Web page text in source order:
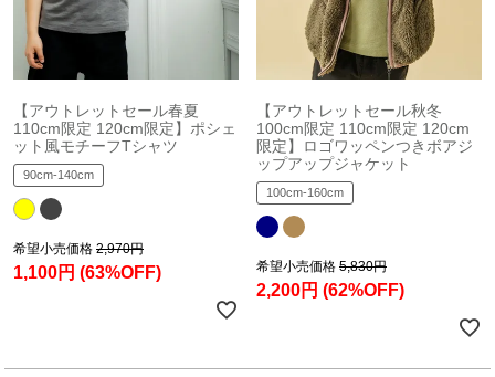
【アウトレットセール春夏
110cm限定 120cm限定】ポシェ
ット風モチーフTシャツ
90cm-140cm
希望小売価格 2,970円
1,100円 (63%OFF)
【アウトレットセール秋冬
100cm限定 110cm限定 120cm
限定】ロゴワッペンつきボアジ
ップアップジャケット
100cm-160cm
希望小売価格 5,830円
2,200円 (62%OFF)